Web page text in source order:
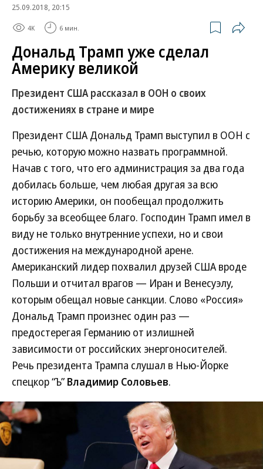
25.09.2018, 20:15
4K 6 мин.
Дональд Трамп уже сделал
Америку великой
Президент США рассказал в ООН о своих
достижениях в стране и мире
Президент США Дональд Трамп выступил в ООН с
речью, которую можно назвать программной.
Начав с того, что его администрация за два года
добилась больше, чем любая другая за всю
историю Америки, он пообещал продолжить
борьбу за всеобщее благо. Господин Трамп имел в
виду не только внутренние успехи, но и свои
достижения на международной арене.
Американский лидер похвалил друзей США вроде
Польши и отчитал врагов — Иран и Венесуэлу,
которым обещал новые санкции. Слово «Россия»
Дональд Трамп произнес один раз —
предостерегая Германию от излишней
зависимости от российских энергоносителей.
Речь президента Трампа слушал в Нью-Йорке
спецкор “Ъ” Владимир Соловьев.